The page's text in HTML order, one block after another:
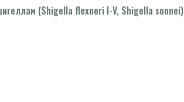
(Shigella flexneri I-V, Shigella sonnei)